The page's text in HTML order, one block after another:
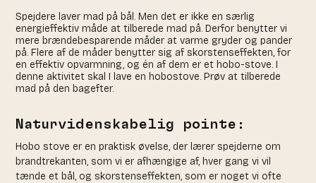
Spejdere laver mad på bål. Men det er ikke en særlig
energieffektiv måde at tilberede mad på. Derfor benytter vi
mere brændebesparende måder at varme gryder og pander
på. Flere af de måder benytter sig af skorstenseffekten, for
en effektiv opvarmning, og én af dem er et hobo-stove. I
denne aktivitet skal I lave en hobostove. Prøv at tilberede
mad på den bagefter.
Naturvidenskabelig pointe:
Hobo stove er en praktisk øvelse, der lærer spejderne om
brandtrekanten, som vi er afhængige af, hver gang vi vil
tænde et bål, og skorstenseffekten, som er noget vi ofte